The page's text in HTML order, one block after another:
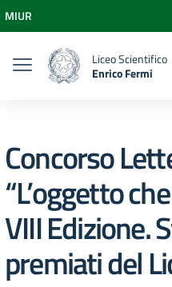
Vai al menu di navigazione
Vai al footer
MIUR
Liceo Scientifico
Enrico Fermi
Concorso
“L’oggetto
VIII Edizione.
premiati del